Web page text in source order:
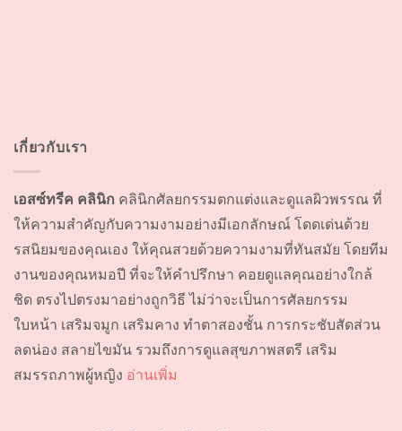
เกี่ยวกับเรา
เอสซ์ทรีค คลินิก คลินิกศัลยกรรมตกแต่งและดูแลผิวพรรณ ที่
ให้ความสำคัญกับความงามอย่างมีเอกลักษณ์ โดดเด่นด้วย
รสนิยมของคุณเอง ให้คุณสวยด้วยความงามที่ทันสมัย โดยทีม
งานของคุณหมอปี ที่จะให้คำปรึกษา คอยดูแลคุณอย่างใกล้
ชิด ตรงไปตรงมาอย่างถูกวิธี ไม่ว่าจะเป็นการศัลยกรรม
ใบหน้า เสริมจมูก เสริมคาง ทำตาสองชั้น การกระชับสัดส่วน
ลดน่อง สลายไขมัน รวมถึงการดูแลสุขภาพสตรี เสริม
สมรรถภาพผู้หญิง อ่านเพิ่ม